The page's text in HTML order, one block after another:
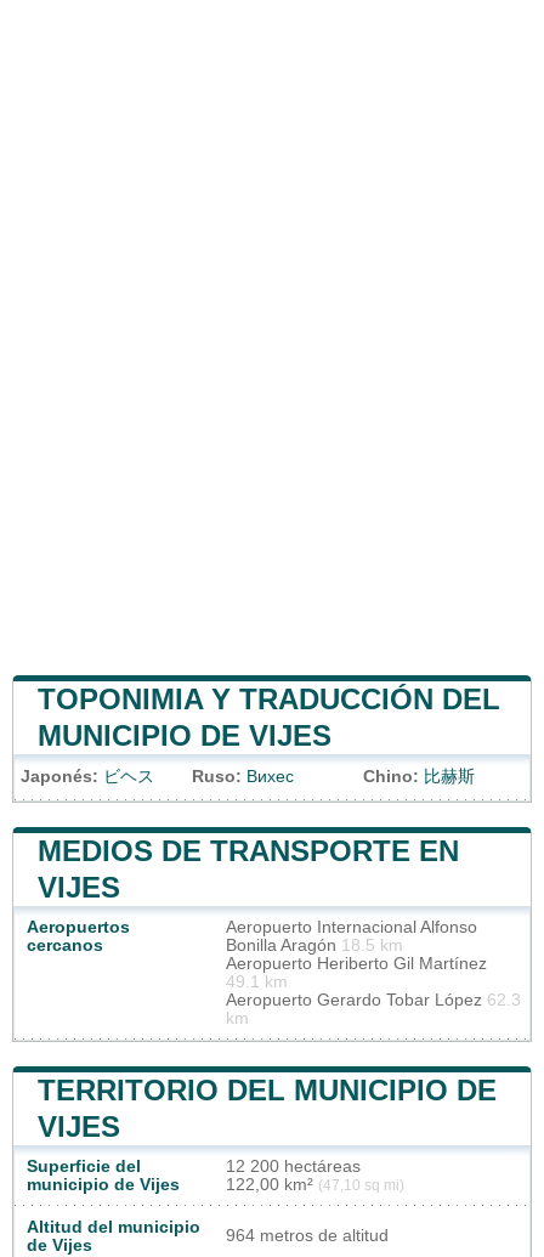
TOPONIMIA Y TRADUCCIÓN DEL
MUNICIPIO DE VIJES
Japonés: ビヘス Ruso: Вихес Chino: 比赫斯
MEDIOS DE TRANSPORTE EN
VIJES
Aeropuertos
cercanos
Aeropuerto Internacional Alfonso
Bonilla Aragón 18.5 km
Aeropuerto Heriberto Gil Martínez
49.1 km
Aeropuerto Gerardo Tobar López 62.3
km
TERRITORIO DEL MUNICIPIO DE
VIJES
Superficie del
municipio de Vijes
12 200 hectáreas
122,00 km² (47,10 sq mi)
Altitud del municipio
de Vijes
964 metros de altitud